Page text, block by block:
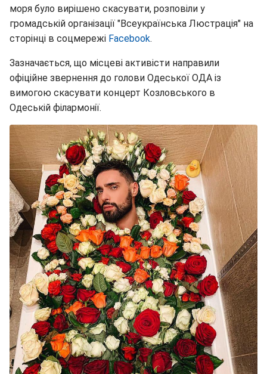
моря було вирішено скасувати, розповіли у
громадській організації "Всеукраїнська Люстрація" на
сторінці в соцмережі Facebook.
Зазначається, що місцеві активісти направили
офіційне звернення до голови Одеської ОДА із
вимогою скасувати концерт Козловського в
Одеській філармонії.